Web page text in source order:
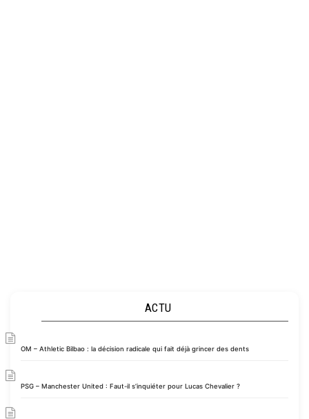
ACTU
OM – Athletic Bilbao : la décision radicale qui fait déjà grincer des dents
PSG – Manchester United : Faut-il s’inquiéter pour Lucas Chevalier ?